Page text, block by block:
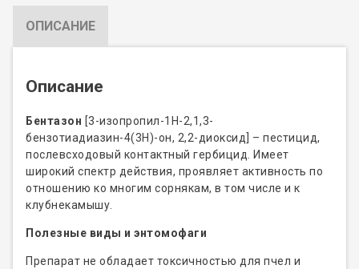
ОПИСАНИЕ
Описание
Бентазон [3-изопропил-1Н-2,1,3-
бензотиадиазин-4(3Н)-он, 2,2-диоксид] – пестицид,
послевсходовый контактный гербицид. Имеет
широкий спектр действия, проявляет активность по
отношению ко многим сорнякам, в том числе и к
клубнекамышу.
Полезные виды и энтомофаги
Препарат не обладает токсичностью для пчел и